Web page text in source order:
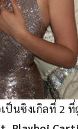
เป็นซิงเกิลที่ 2